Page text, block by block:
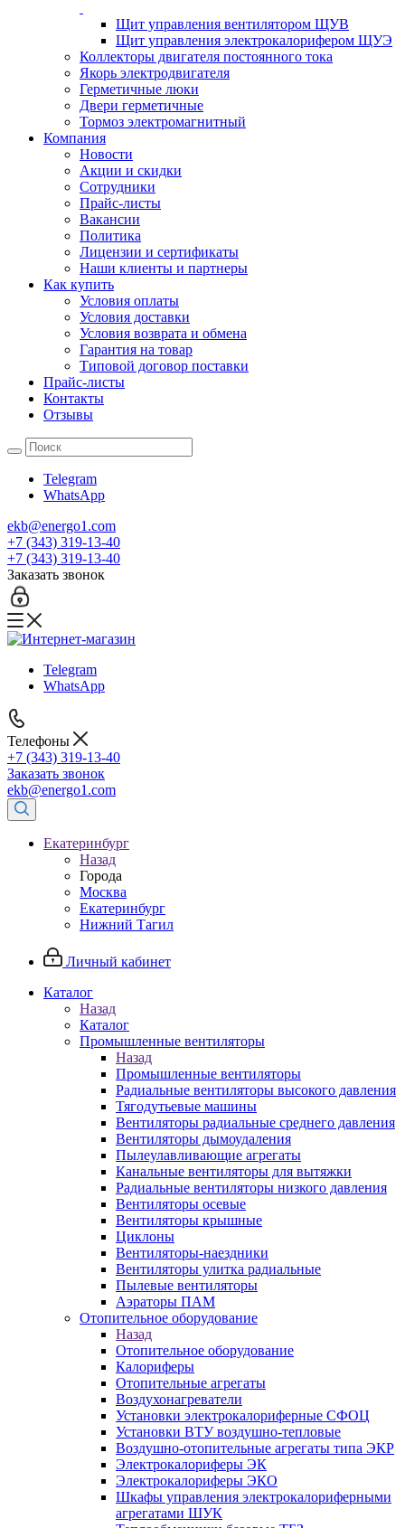
Щит управления вентилятором ЩУВ
Щит управления электрокалорифером ЩУЭ
Коллекторы двигателя постоянного тока
Якорь электродвигателя
Герметичные люки
Двери герметичные
Тормоз электромагнитный
Компания
Новости
Акции и скидки
Сотрудники
Прайс-листы
Вакансии
Политика
Лицензии и сертификаты
Наши клиенты и партнеры
Как купить
Условия оплаты
Условия доставки
Условия возврата и обмена
Гарантия на товар
Типовой договор поставки
Прайс-листы
Контакты
Отзывы
Telegram
WhatsApp
ekb@energo1.com
+7 (343) 319-13-40
+7 (343) 319-13-40
Заказать звонок
Telegram
WhatsApp
Телефоны
+7 (343) 319-13-40
Заказать звонок
ekb@energo1.com
Екатеринбург
Назад
Города
Москва
Екатеринбург
Нижний Тагил
Личный кабинет
Каталог
Назад
Каталог
Промышленные вентиляторы
Назад
Промышленные вентиляторы
Радиальные вентиляторы высокого давления
Тягодутьевые машины
Вентиляторы радиальные среднего давления
Вентиляторы дымоудаления
Пылеулавливающие агрегаты
Канальные вентиляторы для вытяжки
Радиальные вентиляторы низкого давления
Вентиляторы осевые
Вентиляторы крышные
Циклоны
Вентиляторы-наездники
Вентиляторы улитка радиальные
Пылевые вентиляторы
Аэраторы ПАМ
Отопительное оборудование
Назад
Отопительное оборудование
Калориферы
Отопительные агрегаты
Воздухонагреватели
Установки электрокалориферные СФОЦ
Установки ВТУ воздушно-тепловые
Воздушно-отопительные агрегаты типа ЭКР
Электрокалориферы ЭК
Электрокалориферы ЭКО
Шкафы управления электрокалориферными
агрегатами ШУК